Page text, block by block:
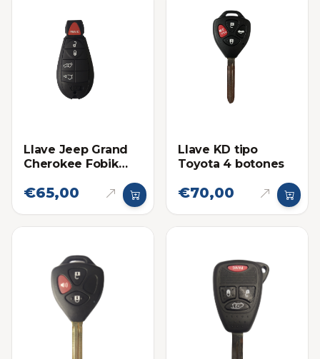
Llave Jeep Grand
Cherokee Fobik
€65,00
Llave KD tipo
Toyota 4 botones
€70,00